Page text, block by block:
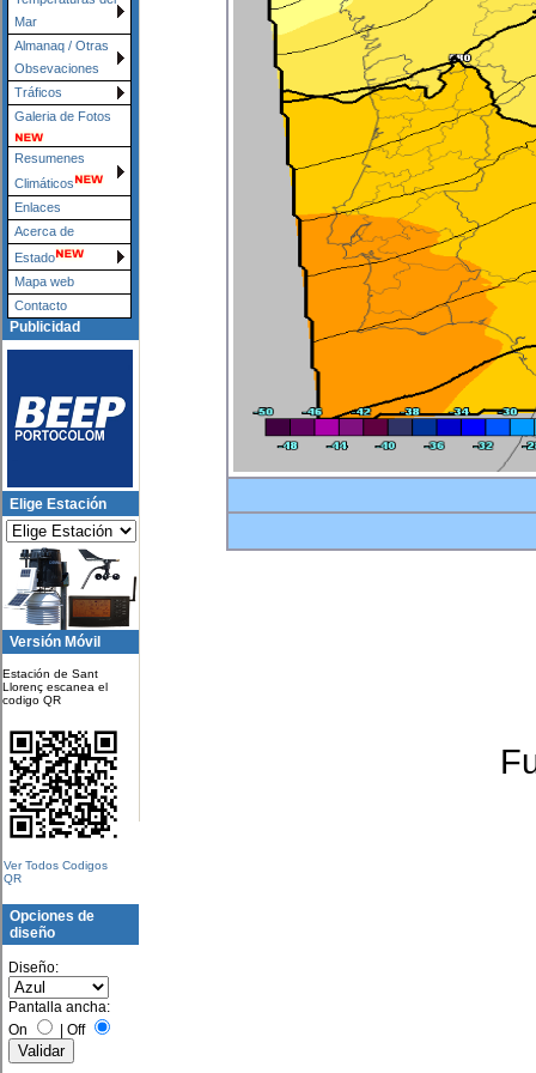
Mar
Almanaq / Otras
Obsevaciones
Tráficos
Galeria de Fotos
Resumenes
Climáticos
Enlaces
Acerca de
Estado
Mapa web
Contacto
Publicidad
Elige Estación
Versión Móvil
Estación de Sant
Llorenç escanea el
codigo QR
Ver Todos Codigos
QR
Opciones de
diseño
Diseño:
Pantalla ancha:
On
| Off